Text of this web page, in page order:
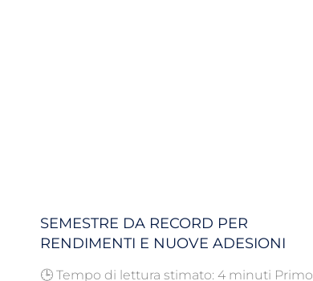
SEMESTRE DA RECORD PER
RENDIMENTI E NUOVE ADESIONI
🕒 Tempo di lettura stimato: 4 minuti Primo